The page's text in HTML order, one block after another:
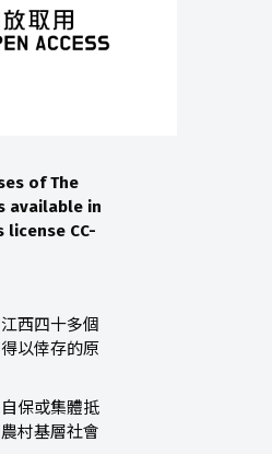
of The
available in
CC-
西四十多個
以倖存的原
保或集體抵
村基層社會